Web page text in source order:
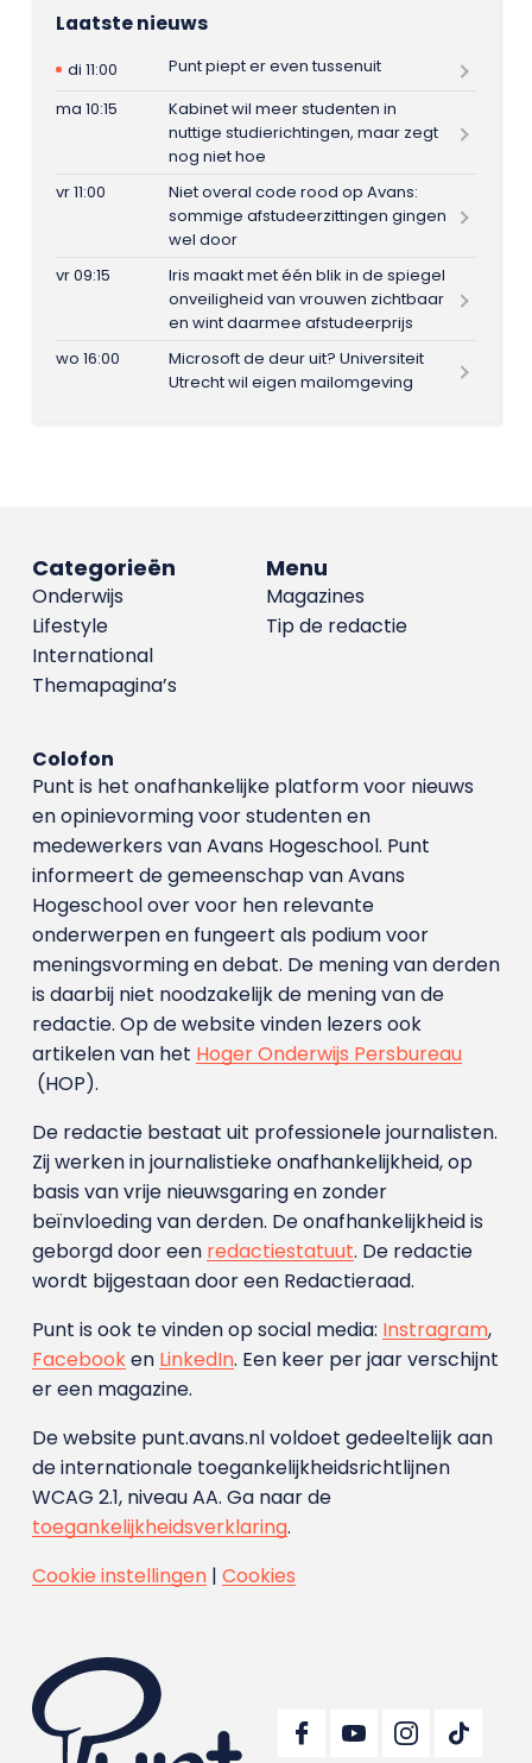
Laatste nieuws
di 11:00
Punt piept er even tussenuit
ma 10:15
Kabinet wil meer studenten in
nuttige studierichtingen, maar zegt
nog niet hoe
vr 11:00
Niet overal code rood op Avans:
sommige afstudeerzittingen gingen
wel door
vr 09:15
Iris maakt met één blik in de spiegel
onveiligheid van vrouwen zichtbaar
en wint daarmee afstudeerprijs
wo 16:00
Microsoft de deur uit? Universiteit
Utrecht wil eigen mailomgeving
Menu
Magazines
Tip de redactie
Categorieën
Onderwijs
Lifestyle
International
Themapagina’s
Colofon
Punt is het onafhankelijke platform voor nieuws
en opinievorming voor studenten en
medewerkers van Avans Hoge­school. Punt
informeert de gemeenschap van Avans
Hogeschool over voor hen relevante
onderwerpen en fungeert als podium voor
meningsvorming en debat. De mening van derden
is daarbij niet noodzakelijk de mening van de
redactie. Op de website vinden lezers ook
artikelen van het Hoger Onderwijs Persbureau
(HOP).
De redactie bestaat uit professionele journalisten.
Zij werken in journalistieke onafhankelijkheid, op
basis van vrije nieuwsgaring en zonder
beïnvloeding van derden. De onafhankelijkheid is
geborgd door een redactiestatuut. De redactie
wordt bijgestaan door een Redactieraad.
Punt is ook te vinden op social media: Instragram,
Facebooken LinkedIn. Een keer per jaar verschijnt
er een magazine.
De website punt.avans.nl voldoet gedeeltelijk aan
de internationale toegankelijkheidsrichtlijnen
WCAG 2.1, niveau AA. Ga naar de
toegankelijkheidsverklaring.
Cookie instellingen| Cookies